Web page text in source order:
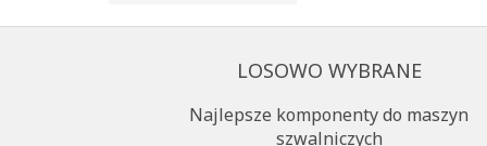
LOSOWO WYBRANE
Najlepsze komponenty do maszyn
szwalniczych